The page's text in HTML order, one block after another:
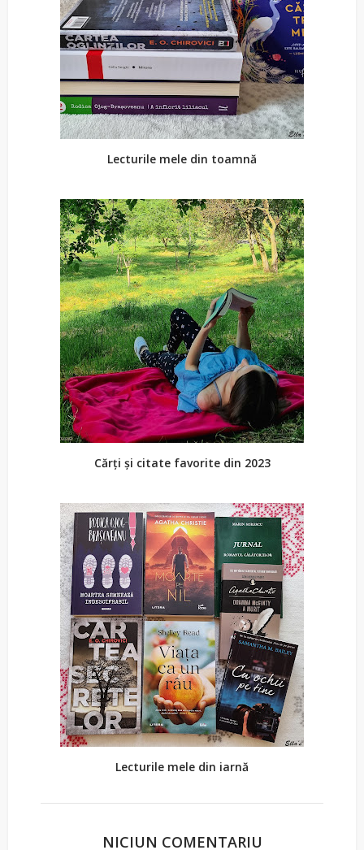
Lecturile mele din toamnă
Cărți și citate favorite din 2023
Lecturile mele din iarnă
NICIUN COMENTARIU